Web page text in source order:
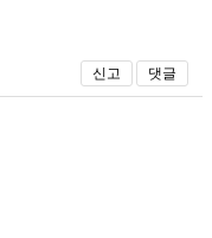
신고 댓글